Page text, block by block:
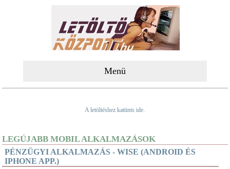
Menü
A letöltéshez kattints ide.
LEGÚJABB MOBIL ALKALMAZÁSOK
PÉNZÜGYI ALKALMAZÁS - WISE (ANDROID ÉS
IPHONE APP.)